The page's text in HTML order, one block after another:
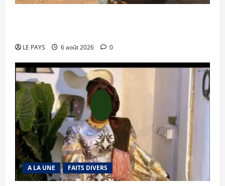
LE PAYS 6 août 2026 0
A LA UNE FAITS DIVERS